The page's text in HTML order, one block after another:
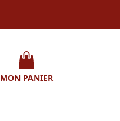
MON PANIER